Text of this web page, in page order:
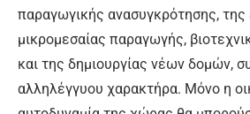
παραγωγικής ανασυγκρότησης, της
μικρομεσαίας παραγωγής,
και της δημιουργίας νέων δομών,
αλληλέγγυου χαρακτήρα. Μόνο η